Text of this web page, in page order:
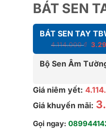
BÁT SEN
BÁT SEN TAY
4.114.000₫
Giá
gốc
là:
Bộ Sen Âm
Giá niêm yết:
Giá khuyến mãi:
Gọi ngay: